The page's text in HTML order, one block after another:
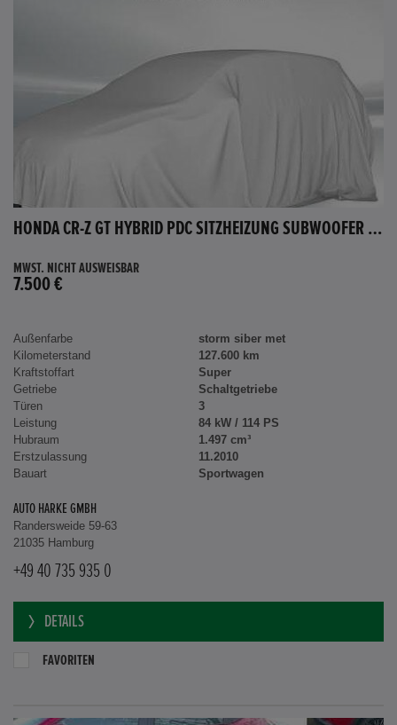
HONDA CR-Z GT HYBRID PDC SITZHEIZUNG SUBWOOFER BLUETOOTH
MWST. NICHT AUSWEISBAR
7.500 €
Außenfarbe
storm siber met
Kilometerstand
127.600 km
Kraftstoffart
Super
Getriebe
Schaltgetriebe
Türen
3
Leistung
84 kW / 114 PS
Hubraum
1.497 cm³
Erstzulassung
11.2010
Bauart
Sportwagen
AUTO HARKE GMBH
Randersweide 59-63
21035 Hamburg
+49 40 735 935 0
DETAILS
FAVORITEN